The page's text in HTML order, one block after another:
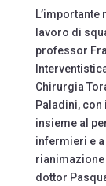
lavoro di
professor
Chirurgia
Paladini,
insieme al
infermieri e a
rianimazione
dottor